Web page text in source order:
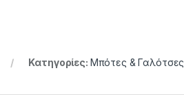
Κατηγορίες: Μπότες & Γαλότσες